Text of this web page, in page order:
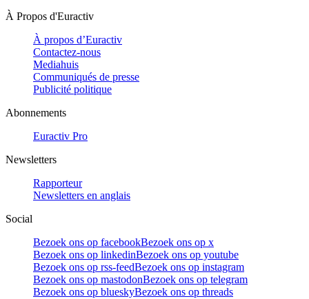
À Propos d'Euractiv
À propos d’Euractiv
Contactez-nous
Mediahuis
Communiqués de presse
Publicité politique
Abonnements
Euractiv Pro
Newsletters
Rapporteur
Newsletters en anglais
Social
Bezoek ons op facebookBezoek ons op x
Bezoek ons op linkedinBezoek ons op youtube
Bezoek ons op rss-feedBezoek ons op instagram
Bezoek ons op mastodonBezoek ons op telegram
Bezoek ons op blueskyBezoek ons op threads